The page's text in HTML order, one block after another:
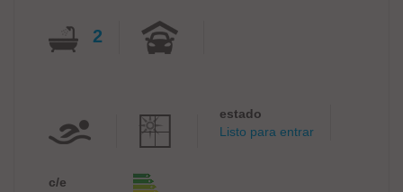
2
estado
Listo para entrar
c/e